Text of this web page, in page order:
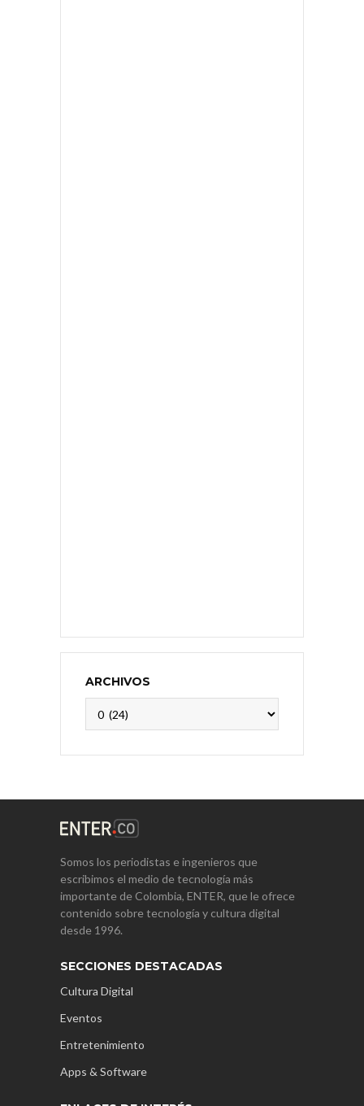
ARCHIVOS
Somos los periodistas e ingenieros que
escribimos el medio de tecnología más
importante de Colombia, ENTER, que le ofrece
contenido sobre tecnología y cultura digital
desde 1996.
SECCIONES DESTACADAS
Cultura Digital
Eventos
Entretenimiento
Apps & Software